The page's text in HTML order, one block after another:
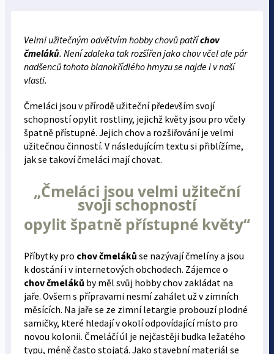
Velmi užitečným odvětvím hobby chovů patříchov
čmeláků. Není zdaleka tak rozšířen jako chov včel ale pár
nadšenců tohoto blanokřídlého hmyzu se najde i v naší
vlasti.
Čmeláci jsou v přírodě užiteční především svojí
schopností opylit rostliny, jejichž květy jsou pro včely
špatně přístupné. Jejich chov a rozšiřování je velmi
užitečnou činností. V následujícím textu si přiblížíme,
jak se takoví čmeláci mají chovat.
„Čmeláci jsou velmi užiteční
svoji schopností
opylit špatně přístupné květy“
Příbytky pro chov čmeláků se nazývají čmelíny a jsou
k dostání i v internetových obchodech. Zájemce o
chov čmeláků by měl svůj hobby chov zakládat na
jaře. Ovšem s přípravami nesmí zahálet už v zimních
měsících. Na jaře se ze zimní letargie probouzí plodné
samičky, které hledají v okolí odpovídající místo pro
novou kolonii. Čmeláčí úl je nejčastěji budka ležatého
typu, méně často stojatá. Jako stavební materiál se